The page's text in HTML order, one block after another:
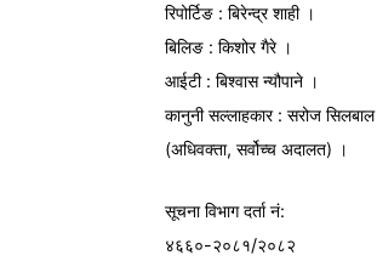
रिपोर्टिङ : बिरेन्द्र शाही ।
बिलिङ : किशोर गैरे ।
आईटी : बिश्वास न्यौपाने ।
कानुनी सल्लाहकार : सरोज सिलबाल
(अधिवक्ता, सर्वोच्च अदालत) ।
सूचना विभागदर्ता नं:
४६६०-२०८१/२०८२